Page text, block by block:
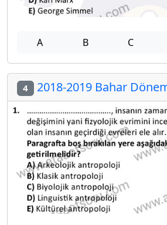
A B C
4 2018-2019 Bahar